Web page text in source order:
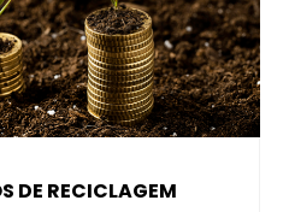
DE RECICLAGEM